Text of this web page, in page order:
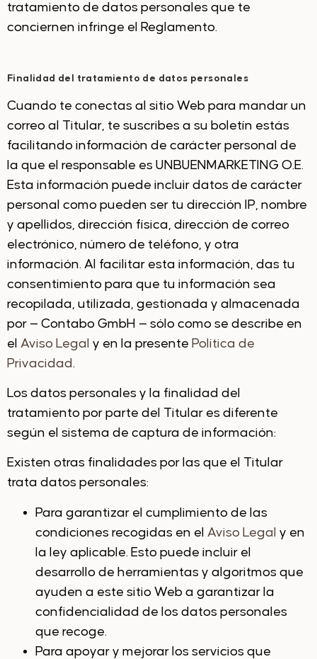
tratamiento de datos personales que te
conciernen infringe el Reglamento.
Finalidad del tratamiento de datos personales
Cuando te conectas al sitio Web para mandar un
correo al Titular, te suscribes a su boletín estás
facilitando información de carácter personal de
la que el responsable es UNBUENMARKETING O.E.
Esta información puede incluir datos de carácter
personal como pueden ser tu dirección IP, nombre
y apellidos, dirección física, dirección de correo
electrónico, número de teléfono, y otra
información. Al facilitar esta información, das tu
consentimiento para que tu información sea
recopilada, utilizada, gestionada y almacenada
por — Contabo GmbH — sólo como se describe en
el Aviso Legal y en la presente Política de
Privacidad .
Los datos personales y la finalidad del
tratamiento por parte del Titular es diferente
según el sistema de captura de información:
Existen otras finalidades por las que el Titular
trata datos personales:
Para garantizar el cumplimiento de las
condiciones recogidas en el Aviso Legal y en
la ley aplicable. Esto puede incluir el
desarrollo de herramientas y algoritmos que
ayuden a este sitio Web a garantizar la
confidencialidad de los datos personales
que recoge.
Para apoyar y mejorar los servicios que